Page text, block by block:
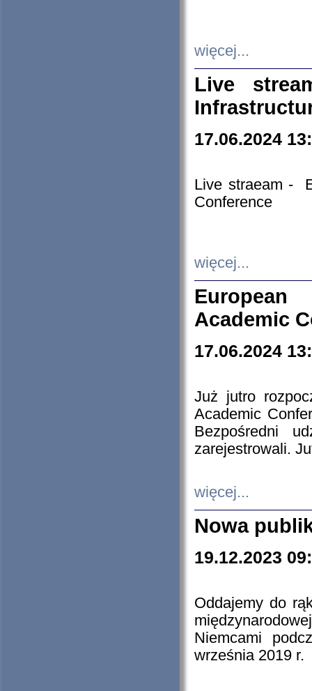
więcej...
Live
17.06.2024
Live straeam -
Conference
więcej...
European
Academic
17.06.2024
Już jutro
Academic
Bezpośredni
zarejestrowali.
więcej...
Nowa
19.12.2023
Oddajemy do
Niemcami
września 2019 r.